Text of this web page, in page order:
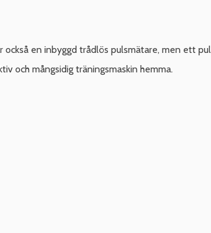
en inbyggd trådlös pulsmätare, men ett
och mångsidig träningsmaskin hemma.